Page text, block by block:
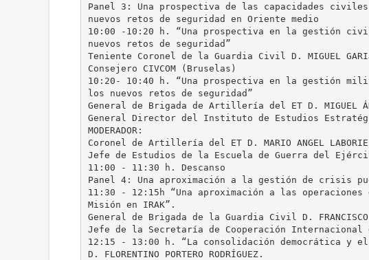
Panel 3: Una prospectiva de las capacidades
nuevos retos de seguridad en Oriente medio
10:00 -10:20 h. “Una prospectiva en la gestión
nuevos retos de seguridad”
Teniente Coronel de la Guardia Civil D. MIGUEL
Consejero CIVCOM (Bruselas)
10:20- 10:40 h. “Una prospectiva en la gestión
los nuevos retos de seguridad”
General de Brigada de Artillería del ET D. MIGUEL
General Director del Instituto de Estudios
MODERADOR:
Coronel de Artillería del ET D. MARIO ANGEL LABORIE
Jefe de Estudios de la Escuela de Guerra del
11:00 - 11:30 h. Descanso
Panel 4: Una aproximación a la gestión de crisis
11:30 - 12:15h “Una aproximación a las
Misión en IRAK”.
General de Brigada de la Guardia Civil D. FRANCISCO
Jefe de la Secretaría de Cooperación
12:15 - 13:00 h. “La consolidación democrática y
D. FLORENTINO PORTERO RODRÍGUEZ.